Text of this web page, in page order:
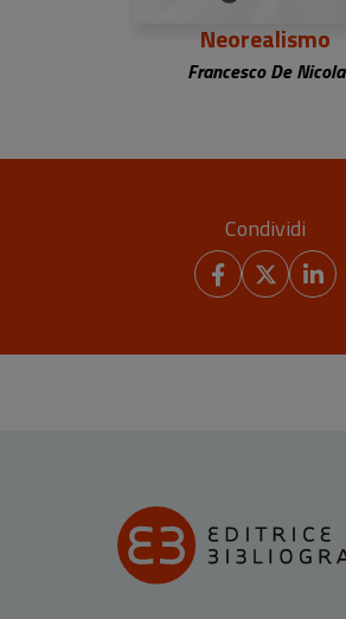
Neorealismo
Francesco De Nicola
Condividi